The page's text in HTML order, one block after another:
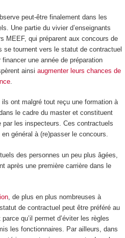
peut-être finalement dans les
Une partie du vivier d’enseignants
MEEF, qui préparent aux concours de
se tournent vers le statut de contractuel
une année de préparation
ainsi augmenter leurs chances de
.
ont malgré tout reçu une formation à
le cadre du master et constituent
les inspecteurs. Ces contractuels
général à (re)passer le concours.
des personnes un peu plus âgées,
après une première carrière dans le
, de plus en plus nombreuses à
de contractuel peut être préféré au
qu’il permet d’éviter les règles
les fonctionnaires. Par ailleurs, dans